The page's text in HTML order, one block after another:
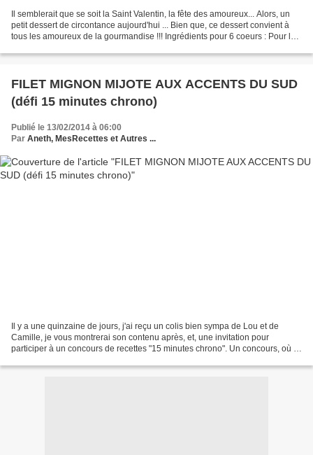
Il semblerait que se soit la Saint Valentin, la fête des amoureux... Alors, un
petit dessert de circontance aujourd'hui ... Bien que, ce dessert convient à
tous les amoureux de la gourmandise !!! Ingrédients pour 6 coeurs : Pour la
FILET MIGNON MIJOTE AUX ACCENTS DU SUD
(défi 15 minutes chrono)
Publié le 13/02/2014 à 06:00
Par Aneth, MesRecettes et Autres ...
Il y a une quinzaine de jours, j'ai reçu un colis bien sympa de Lou et de
Camille, je vous montrerai son contenu après, et, une invitation pour
participer à un concours de recettes "15 minutes chrono". Un concours, où il